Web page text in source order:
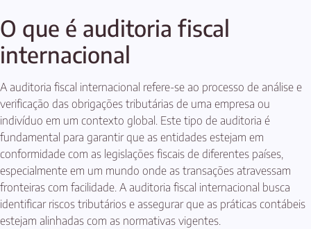
O que é auditoria fiscal
internacional
A auditoria fiscal internacional refere-se ao processo de análise e
verificação das obrigações tributárias de uma empresa ou
indivíduo em um contexto global. Este tipo de auditoria é
fundamental para garantir que as entidades estejam em
conformidade com as legislações fiscais de diferentes países,
especialmente em um mundo onde as transações atravessam
fronteiras com facilidade. A auditoria fiscal internacional busca
identificar riscos tributários e assegurar que as práticas contábeis
estejam alinhadas com as normativas vigentes.